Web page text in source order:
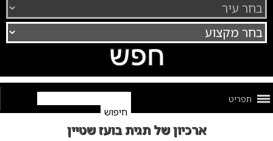
תפריט
ארכיון של תגית בועז שטיין